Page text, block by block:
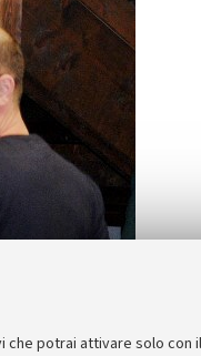
potrai attivare solo con